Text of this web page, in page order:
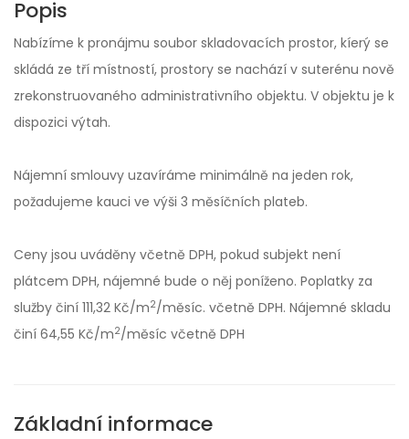
Popis
Nabízíme k pronájmu soubor skladovacích prostor, kíerý se
skládá ze tří místností, prostory se nachází v suterénu nově
zrekonstruovaného administrativního objektu. V objektu je k
dispozici výtah.
Nájemní smlouvy uzavíráme minimálně na jeden rok,
požadujeme kauci ve výši 3 měsíčních plateb.
Ceny jsou uváděny včetně DPH, pokud subjekt není
plátcem DPH, nájemné bude o něj poníženo. Poplatky za
služby činí 111,32 Kč/m2/měsíc. včetně DPH. Nájemné skladu
činí 64,55 Kč/m2/měsíc včetně DPH
Základní informace